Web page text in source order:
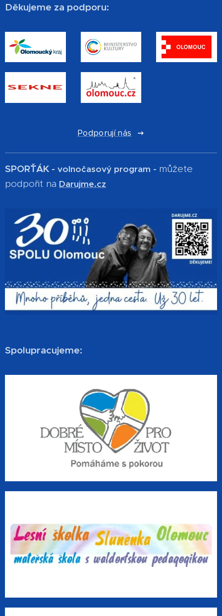
Děkujeme za podporu:
Podporují nás
SPOR´ŤÁK - volnočasový program - můžete
podpořit na Darujme.cz
Spolupracujeme: